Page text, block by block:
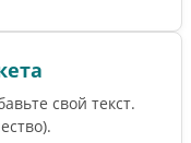
свой текст.